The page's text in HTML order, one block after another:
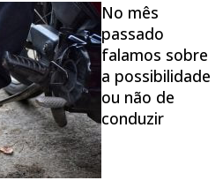
No mês
passado
falamos sobre
a possibilidade
ou não de
conduzir